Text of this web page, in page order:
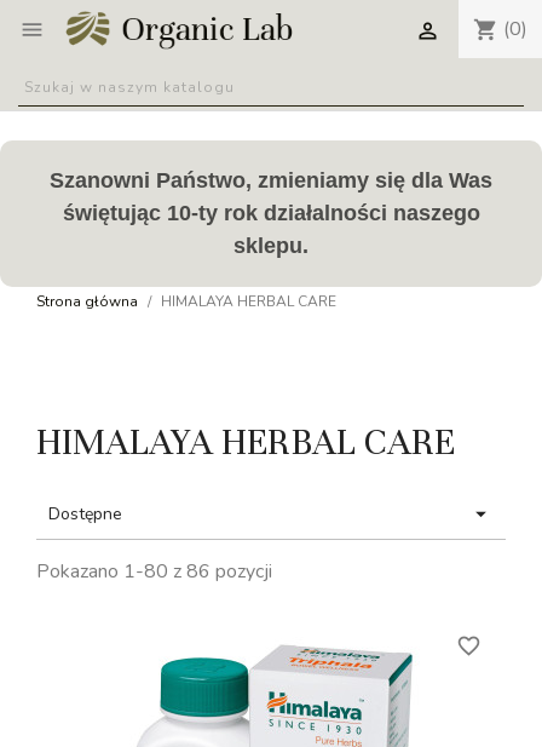
 shopping_cart (0)

Szanowni Państwo, zmieniamy się dla Was
świętując 10-ty rok działalności naszego
sklepu.
Strona główna HIMALAYA HERBAL CARE
HIMALAYA HERBAL CARE
Dostępne 
Pokazano 1-80 z 86 pozycji
favorite_border